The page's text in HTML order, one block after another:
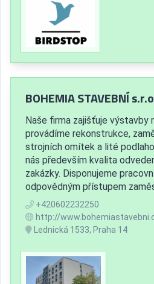
BOHEMIA STAVEBNÍ
Naše firma zajišťuje výstavby
provádíme rekonstrukce,
strojních omítek a lité
nás především kvalita
zakázky. Disponujeme
odpovědným přístupem
+420602232250
http://
Lednická 1533, Praha 14